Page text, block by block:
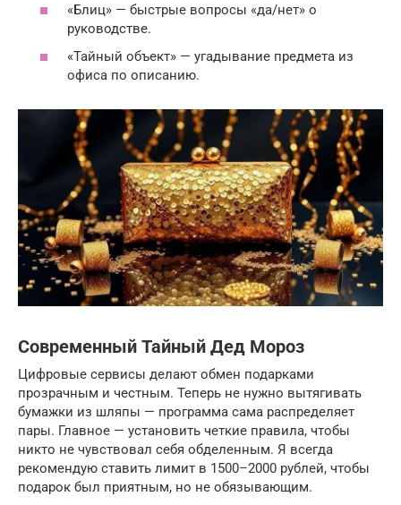
«Блиц» — быстрые вопросы «да/нет» о
руководстве.
«Тайный объект» — угадывание предмета из
офиса по описанию.
Современный Тайный Дед Мороз
Цифровые сервисы делают обмен подарками
прозрачным и честным. Теперь не нужно вытягивать
бумажки из шляпы — программа сама распределяет
пары. Главное — установить четкие правила, чтобы
никто не чувствовал себя обделенным. Я всегда
рекомендую ставить лимит в 1500–2000 рублей, чтобы
подарок был приятным, но не обязывающим.